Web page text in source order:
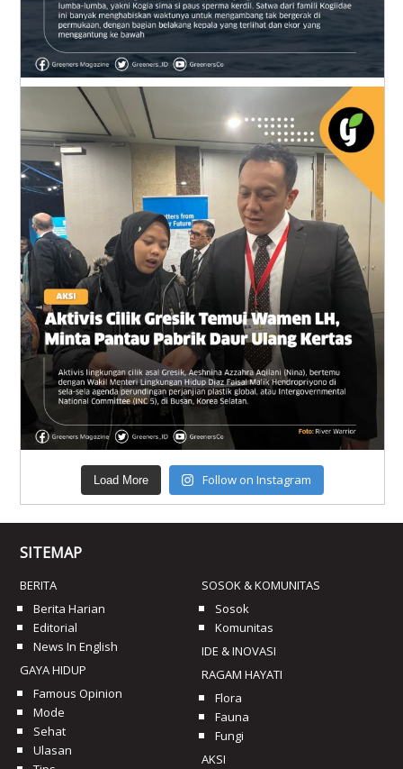
Load More Follow on Instagram
SITEMAP
BERITA
Berita Harian
Editorial
News In English
GAYA HIDUP
Famous Opinion
Mode
Sehat
Ulasan
SOSOK & KOMUNITAS
Sosok
Komunitas
IDE & INOVASI
RAGAM HAYATI
Flora
Fauna
Fungi
AKSI